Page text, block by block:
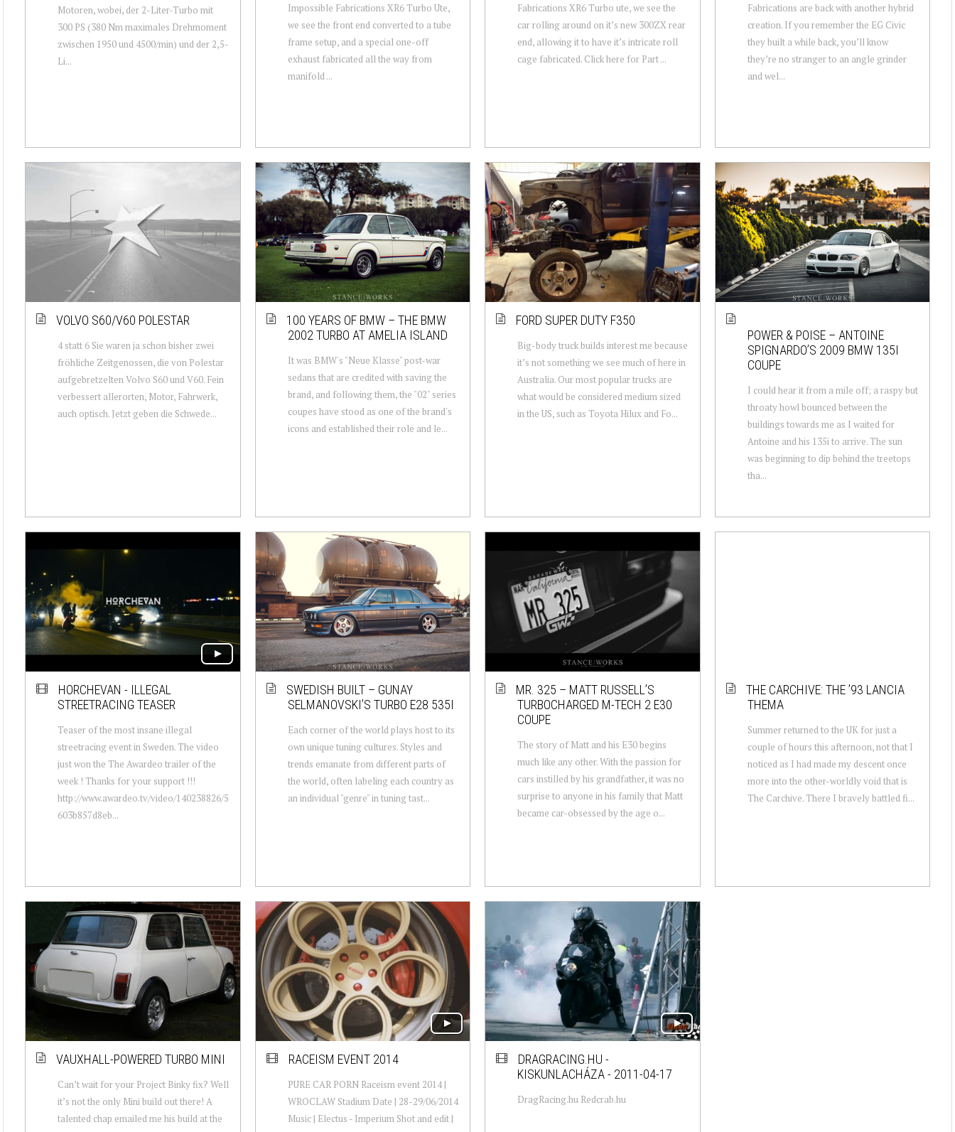
Motoren, wobei, der 2-Liter-Turbo mit
300 PS (380 Nm maximales Drehmoment
zwischen 1950 und 4500/min) und der 2,5-
Li...
Impossible Fabrications XR6 Turbo Ute,
we see the front end converted to a tube
frame setup, and a special one-off
exhaust fabricated all the way from
manifold ...
Fabrications XR6 Turbo ute, we see the
car rolling around on it’s new 300ZX rear
end, allowing it to have it’s intricate roll
cage fabricated. Click here for Part ...
Fabrications are back with another hybrid
creation. If you remember the EG Civic
they built a while back, you’ll know
they’re no stranger to an angle grinder
and wel...
VOLVO S60/V60 POLESTAR
4 statt 6 Sie waren ja schon bisher zwei
fröhliche Zeitgenossen, die von Polestar
aufgebretzelten Volvo S60 und V60. Fein
verbessert allerorten, Motor, Fahrwerk,
auch optisch. Jetzt geben die Schwede...
100 YEARS OF BMW – THE BMW
2002 TURBO AT AMELIA ISLAND
It was BMW's "Neue Klasse" post-war
sedans that are credited with saving the
brand, and following them, the "02" series
coupes have stood as one of the brand's
icons and established their role and le...
FORD SUPER DUTY F350
Big-body truck builds interest me because
it’s not something we see much of here in
Australia. Our most popular trucks are
what would be considered medium sized
in the US, such as Toyota Hilux and Fo...
POWER & POISE – ANTOINE
SPIGNARDO’S 2009 BMW 135I
COUPE
I could hear it from a mile off; a raspy but
throaty howl bounced between the
buildings towards me as I waited for
Antoine and his 135i to arrive. The sun
was beginning to dip behind the treetops
tha...
HORCHEVAN - ILLEGAL
STREETRACING TEASER
Teaser of the most insane illegal
streetracing event in Sweden. The video
just won the The Awardeo trailer of the
week ! Thanks for your support !!!
http://www.awardeo.tv/video/140238826/5
603b857d8eb...
SWEDISH BUILT – GUNAY
SELMANOVSKI’S TURBO E28 535I
Each corner of the world plays host to its
own unique tuning cultures. Styles and
trends emanate from different parts of
the world, often labeling each country as
an individual "genre" in tuning tast...
MR. 325 – MATT RUSSELL’S
TURBOCHARGED M-TECH 2 E30
COUPE
The story of Matt and his E30 begins
much like any other. With the passion for
cars instilled by his grandfather, it was no
surprise to anyone in his family that Matt
became car-obsessed by the age o...
THE CARCHIVE: THE ’93 LANCIA
THEMA
Summer returned to the UK for just a
couple of hours this afternoon, not that I
noticed as I had made my descent once
more into the other-worldly void that is
The Carchive. There I bravely battled fi...
VAUXHALL-POWERED TURBO MINI
Can’t wait for your Project Binky fix? Well
it’s not the only Mini build out there! A
talented chap emailed me his build at the
RACEISM EVENT 2014
PURE CAR PORN Raceism event 2014 |
WROCLAW Stadium Date | 28-29/06/2014
Music | Electus - Imperium Shot and edit |
DRAGRACING.HU -
KISKUNLACHÁZA - 2011-04-17
DragRacing.hu Redcrab.hu